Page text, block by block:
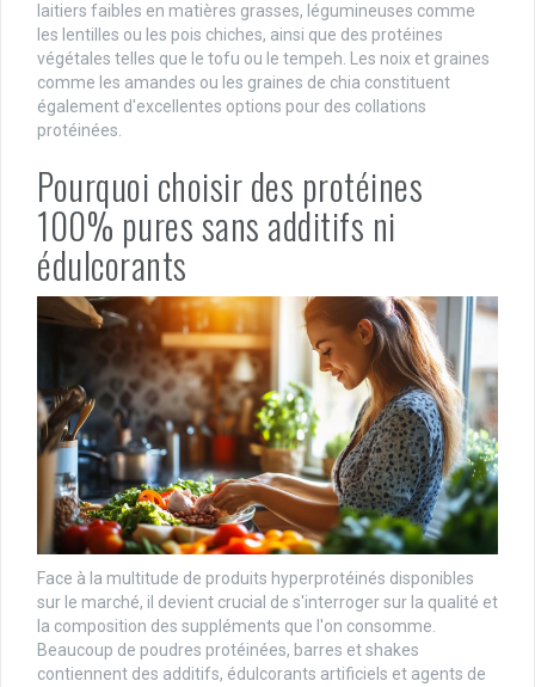
laitiers faibles en matières grasses, légumineuses comme
les lentilles ou les pois chiches, ainsi que des protéines
végétales telles que le tofu ou le tempeh. Les noix et graines
comme les amandes ou les graines de chia constituent
également d'excellentes options pour des collations
protéinées.
Pourquoi choisir des protéines
100% pures sans additifs ni
édulcorants
Face à la multitude de produits hyperprotéinés disponibles
sur le marché, il devient crucial de s'interroger sur la qualité et
la composition des suppléments que l'on consomme.
Beaucoup de poudres protéinées, barres et shakes
contiennent des additifs, édulcorants artificiels et agents de